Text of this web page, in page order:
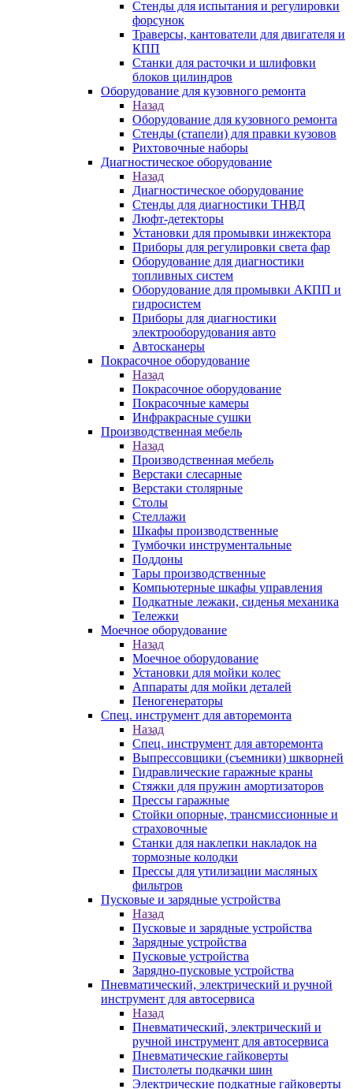
Стенды для испытания и регулировки
форсунок
Траверсы, кантователи для двигателя и
КПП
Станки для расточки и шлифовки
блоков цилиндров
Оборудование для кузовного ремонта
Назад
Оборудование для кузовного ремонта
Стенды (стапели) для правки кузовов
Рихтовочные наборы
Диагностическое оборудование
Назад
Диагностическое оборудование
Стенды для диагностики ТНВД
Люфт-детекторы
Установки для промывки инжектора
Приборы для регулировки света фар
Оборудование для диагностики
топливных систем
Оборудование для промывки АКПП и
гидросистем
Приборы для диагностики
электрооборудования авто
Автосканеры
Покрасочное оборудование
Назад
Покрасочное оборудование
Покрасочные камеры
Инфракрасные сушки
Производственная мебель
Назад
Производственная мебель
Верстаки слесарные
Верстаки столярные
Столы
Стеллажи
Шкафы производственные
Тумбочки инструментальные
Поддоны
Тары производственные
Компьютерные шкафы управления
Подкатные лежаки, сиденья механика
Тележки
Моечное оборудование
Назад
Моечное оборудование
Установки для мойки колес
Аппараты для мойки деталей
Пеногенераторы
Спец. инструмент для авторемонта
Назад
Спец. инструмент для авторемонта
Выпрессовщики (съемники) шкворней
Гидравлические гаражные краны
Стяжки для пружин амортизаторов
Прессы гаражные
Стойки опорные, трансмиссионные и
страховочные
Станки для наклепки накладок на
тормозные колодки
Прессы для утилизации масляных
фильтров
Пусковые и зарядные устройства
Назад
Пусковые и зарядные устройства
Зарядные устройства
Пусковые устройства
Зарядно-пусковые устройства
Пневматический, электрический и ручной
инструмент для автосервиса
Назад
Пневматический, электрический и
ручной инструмент для автосервиса
Пневматические гайковерты
Пистолеты подкачки шин
Электрические подкатные гайковерты